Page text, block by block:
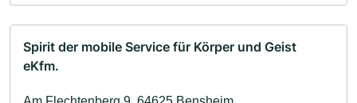
Spirit der mobile Service für Körper und Geist
eKfm.